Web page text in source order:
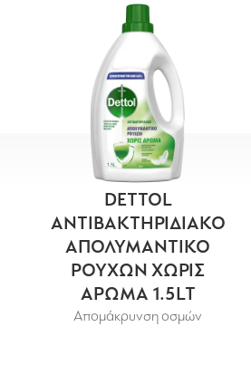
DETTOL
ΑΝΤΙΒΑΚΤΗΡΙΔΙΑΚΟ
ΑΠΟΛΥΜΑΝΤΙΚΟ
ΡΟΥΧΩΝ ΧΩΡΙΣ
ΑΡΩΜΑ 1.5LT
Απομάκρυνση οσμών